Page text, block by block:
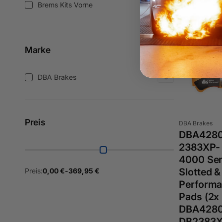
Variante
Brems Kits Vorne 3
Brems
(3
Marke
MarkeDBA Brakes 3
DBA
Produkte)
Preis
Preis:0,00 €-369,95 €
Anbieter:
DBA Brakes
4000
Slotted
Pads (2x